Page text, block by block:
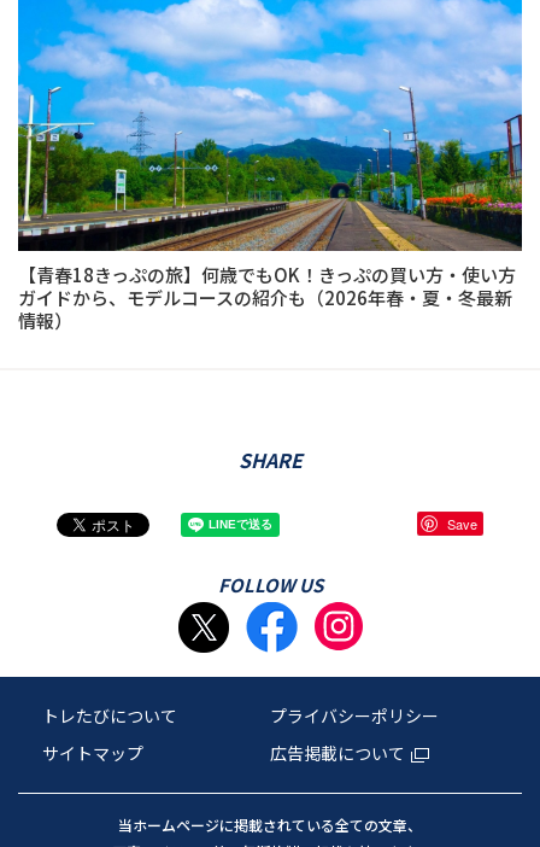
【青春18きっぷの旅】何歳でもOK！きっぷの買い方・使い方
ガイドから、モデルコースの紹介も（2026年春・夏・冬最新
情報）
SHARE
Save
FOLLOW US
トレたびについて
プライバシーポリシー
サイトマップ
広告掲載について
当ホームページに掲載されている全ての文章、